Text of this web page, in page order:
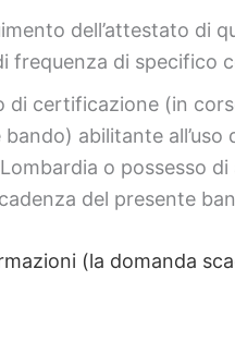
dell’attestato di
frequenza di specifico
di certificazione (in
abilitante all’uso
o possesso
del presente
(la domanda